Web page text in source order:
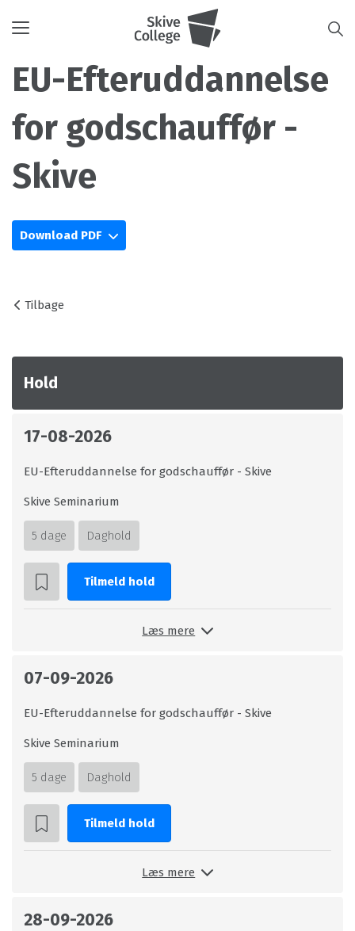
Toggle
EU-Efteruddannelse
for godschauffør -
Skive
Download PDF
Tilbage
Hold
17-08-2026
EU-Efteruddannelse for godschauffør - Skive
Skive Seminarium
5 dage Daghold
Tilmeld hold
Læs mere
07-09-2026
EU-Efteruddannelse for godschauffør - Skive
Skive Seminarium
5 dage Daghold
Tilmeld hold
Læs mere
28-09-2026